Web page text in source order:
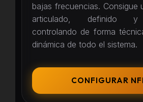
bajas frecuencias. Consigue
articulado, definido y
controlando de forma
dinámica de todo el sistema.
CONFIGURAR